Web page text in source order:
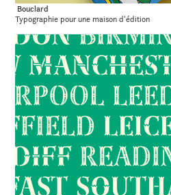
Bouclard
Typographie pour une maison d'édition